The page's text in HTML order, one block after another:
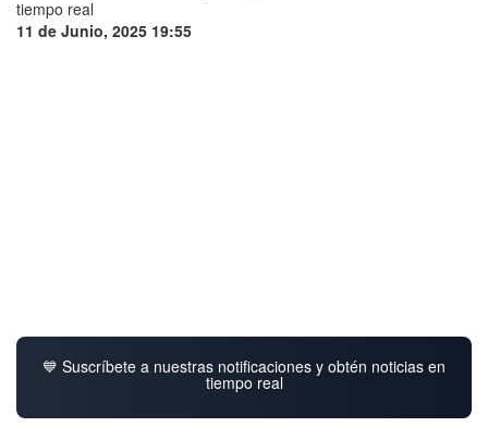
11 de Junio, 2025 19:55
💙 Suscríbete a nuestras notificaciones y obtén noticias en
tiempo real